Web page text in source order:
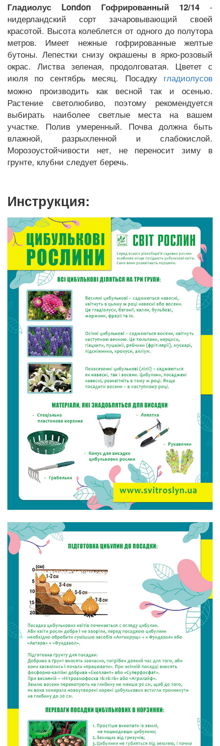
Гладиолус London Гофрированный 12/14 -
нидерландский сорт зачаровывающий своей
красотой. Высота колеблется от одного до полутора
метров. Имеет нежные гофрированные желтые
бутоны. Лепестки снизу окрашены в ярко-розовый
окрас. Листва зеленая, продолговатая. Цветет с
июля по сентябрь месяц. Посадку
гладиолусов
можно производить как весной так и осенью.
Растение светолюбиво, поэтому рекомендуется
выбирать наиболее светлые места на вашем
участке. Полив умеренный. Почва должна быть
влажной, разрыхленной и слабокислой.
Морозоустойчивости нет, не переносит зиму в
грунте, клубни следует беречь.
Инструкция: